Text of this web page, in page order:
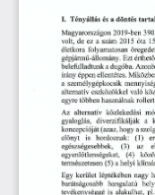
I. Tényállás és a döntés
Magyarországon 2019-ben 390
volt, de ez a szám 2015 óta
életkora folyamatosan
gépjármű -állomány. Ezt érthető
belefulladtunk a dugóba.
irány éppen ellentétes.
a személygépkocsik
alternatív eszközökkel való
egyre többen használnak rollert
Az alternatív közlekedési
gyaloglás,
diverzifikálják a
koncepcióját (azaz, hogy a
előnyt is hordoznak: (1) er
egészségesebbek,
(3) az
egyenlőtlenségeket, (4)
természetesen (5) a helyi
Egy kerület léptékében nagy
barátságosabb hangulatú hely
tevékenységgé is alakulhat, pl.